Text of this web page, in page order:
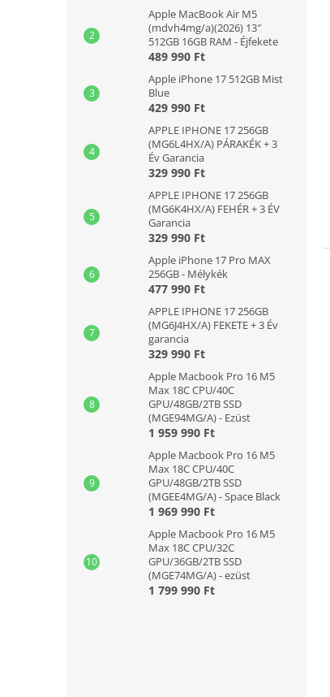
Apple MacBook Air M5
(mdvh4mg/a)(2026) 13″
512GB 16GB RAM - Éjfekete
489 990 Ft
Apple iPhone 17 512GB Mist
Blue
429 990 Ft
APPLE IPHONE 17 256GB
(MG6L4HX/A) PÁRAKÉK + 3
Év Garancia
329 990 Ft
APPLE IPHONE 17 256GB
(MG6K4HX/A) FEHÉR + 3 ÉV
Garancia
329 990 Ft
Apple iPhone 17 Pro MAX
256GB - Mélykék
477 990 Ft
APPLE IPHONE 17 256GB
(MG6J4HX/A) FEKETE + 3 Év
garancia
329 990 Ft
Apple Macbook Pro 16 M5
Max 18C CPU/40C
GPU/48GB/2TB SSD
(MGE94MG/A) - Ezüst
1 959 990 Ft
Apple Macbook Pro 16 M5
Max 18C CPU/40C
GPU/48GB/2TB SSD
(MGEE4MG/A) - Space Black
1 969 990 Ft
Apple Macbook Pro 16 M5
Max 18C CPU/32C
GPU/36GB/2TB SSD
(MGE74MG/A) - ezüst
1 799 990 Ft